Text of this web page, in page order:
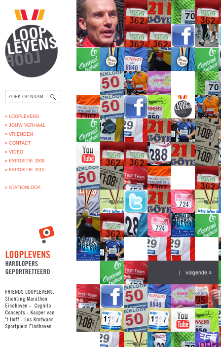
» LOOPLEVENS
» JOUW VERHAAL
» VRIENDEN
» CONTACT
» VIDEO
» EXPOSITIE 2009
» EXPOSITIE 2010
» STATIONLOOP
| volgende »